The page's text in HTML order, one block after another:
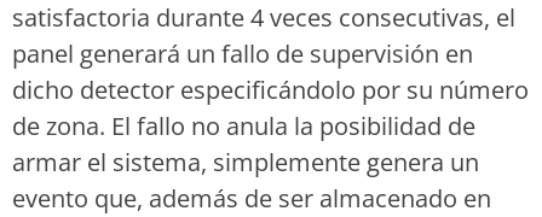
satisfactoria durante 4 veces consecutivas, el
panel generará un fallo de supervisión en
dicho detector especificándolo por su número
de zona. El fallo no anula la posibilidad de
armar el sistema, simplemente genera un
evento que, además de ser almacenado en